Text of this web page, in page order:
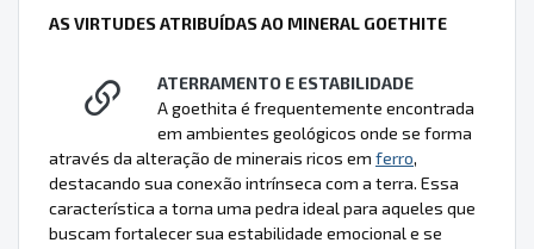
AS VIRTUDES ATRIBUÍDAS AO MINERAL GOETHITE
ATERRAMENTO E ESTABILIDADE
A goethita é frequentemente encontrada
em ambientes geológicos onde se forma
através da alteração de minerais ricos em ferro,
destacando sua conexão intrínseca com a terra. Essa
característica a torna uma pedra ideal para aqueles que
buscam fortalecer sua estabilidade emocional e se